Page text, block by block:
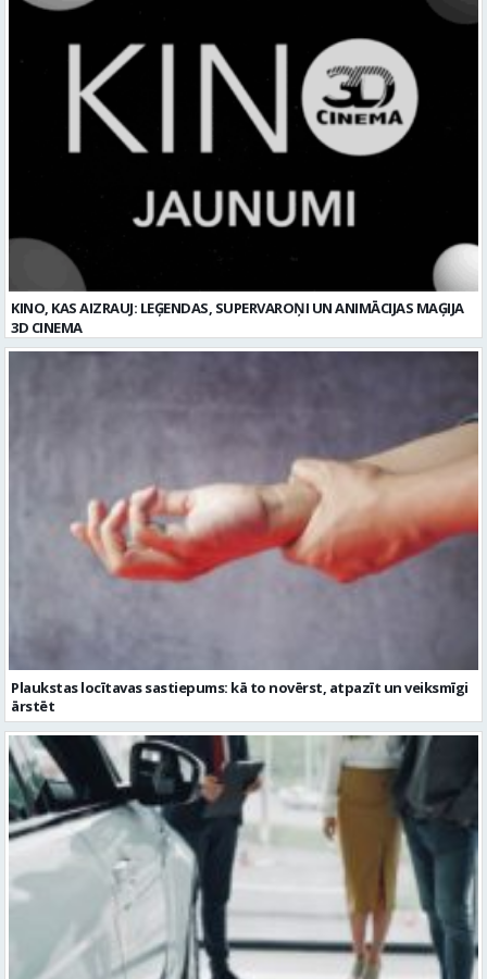
KINO, KAS AIZRAUJ: LEĢENDAS, SUPERVAROŅI UN ANIMĀCIJAS MAĢIJA
3D CINEMA
Plaukstas locītavas sastiepums: kā to novērst, atpazīt un veiksmīgi
ārstēt